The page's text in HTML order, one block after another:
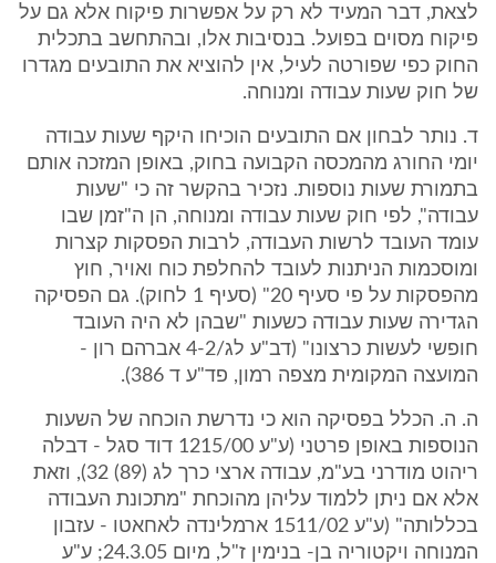
לצאת, דבר המעיד לא רק על אפשרות פיקוח אלא גם על
פיקוח מסוים בפועל. בנסיבות אלו, ובהתחשב בתכלית
החוק כפי שפורטה לעיל, אין להוציא את התובעים מגדרו
של חוק שעות עבודה ומנוחה.
ד. נותר לבחון אם התובעים הוכיחו היקף שעות עבודה
יומי החורג מהמכסה הקבועה בחוק, באופן המזכה אותם
בתמורת שעות נוספות. נזכיר בהקשר זה כי "שעות
עבודה", לפי חוק שעות עבודה ומנוחה, הן ה"זמן שבו
עומד העובד לרשות העבודה, לרבות הפסקות קצרות
ומוסכמות הניתנות לעובד להחלפת כוח ואויר, חוץ
מהפסקות על פי סעיף 20" (סעיף 1 לחוק). גם הפסיקה
הגדירה שעות עבודה כשעות "שבהן לא היה העובד
חופשי לעשות כרצונו" (דב"ע לג/4-2 אברהם רון -
המועצה המקומית מצפה רמון, פד"ע ד 386).
ה. ה. הכלל בפסיקה הוא כי נדרשת הוכחה של השעות
הנוספות באופן פרטני (ע"ע 1215/00 דוד סגל - דבלה
ריהוט מודרני בע"מ, עבודה ארצי כרך לג (89) 32), וזאת
אלא אם ניתן ללמוד עליהן מהוכחת "מתכונת העבודה
בכללותה" (ע"ע 1511/02 ארמלינדה לאחאטו - עזבון
המנוחה ויקטוריה בן- בנימין ז"ל, מיום 24.3.05; ע"ע